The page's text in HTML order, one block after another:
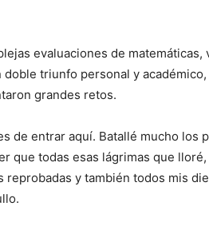
evaluaciones de matemáticas,
triunfo personal y
grandes retos.
de entrar aquí. Batallé mucho los
que todas esas lágrimas que
y también todos mis